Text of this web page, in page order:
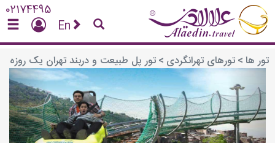
02174495
En
تور ها >تورهای تهرانگردی >تور پل طبیعت و دربند تهران یک روزه
Next